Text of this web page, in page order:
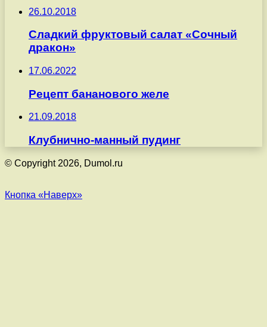
26.10.2018
Сладкий фруктовый салат «Сочный
дракон»
17.06.2022
Рецепт бананового желе
21.09.2018
Клубнично-манный пудинг
© Copyright 2026, Dumol.ru
Кнопка «Наверх»